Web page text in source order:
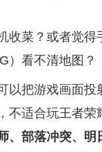
收菜？或者觉得
）看不清地图？
以把游戏画面投
不适合玩王者荣
、部落冲突、明